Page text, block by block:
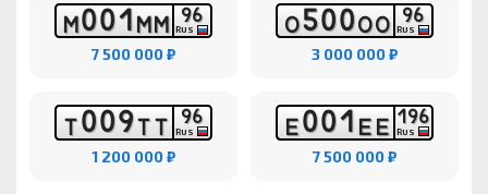
М001ММ 96
RUS
7 500 000 ₽
О500ОО 96
RUS
3 000 000 ₽
Т009ТТ 96
RUS
1 200 000 ₽
Е001ЕЕ 196
RUS
7 500 000 ₽